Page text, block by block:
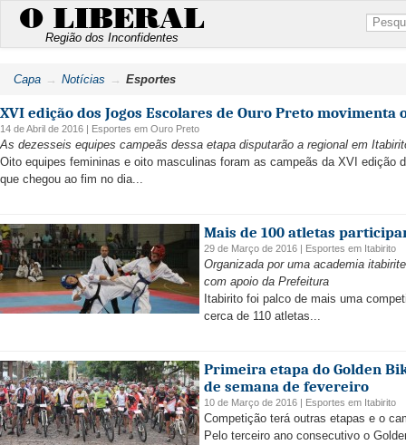
O LIBERAL
Região dos Inconfidentes
Capa Notícias Esportes
XVI edição dos Jogos Escolares de Ouro Preto movimenta
14 de Abril de 2016 | Esportes em Ouro Preto
As dezesseis equipes campeãs dessa etapa disputarão a regional em
Oito equipes femininas e oito masculinas foram as campeãs da XVI edição
que chegou ao fim no dia...
Mais de 100 atletas
29 de Março de 2016 | Esportes em Itabirito
Organizada por uma academia
com apoio da Prefeitura
Itabirito foi palco de mais uma
cerca de 110 atletas...
Primeira etapa do Golden
de semana de fevereiro
10 de Março de 2016 | Esportes em Itabirito
Competição terá outras etapas e o
Pelo terceiro ano consecutivo o